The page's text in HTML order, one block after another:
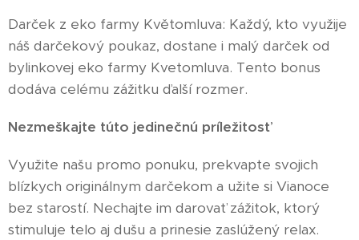
Darček z eko farmy Květomluva: Každý, kto využije
náš darčekový poukaz, dostane i malý darček od
bylinkovej eko farmy Kvetomluva. Tento bonus
dodáva celému zážitku ďalší rozmer.
Nezmeškajte túto jedinečnú príležitosť
Využite našu promo ponuku, prekvapte svojich
blízkych originálnym darčekom a užite si Vianoce
bez starostí. Nechajte im darovať zážitok, ktorý
stimuluje telo aj dušu a prinesie zaslúžený relax.